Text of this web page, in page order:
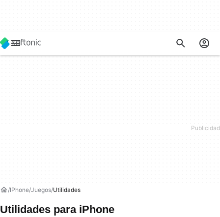
IPhone Juegos Utilidades
Utilidades para iPhone